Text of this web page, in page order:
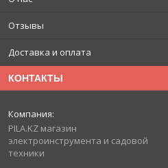
Отзывы
Доставка и оплата
КОНТАКТЫ
PILA.KZ магазин
электроинструмента и садовой
техники